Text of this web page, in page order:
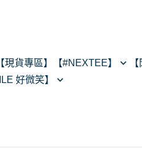
【現貨專區】 【#NEXTEE】
あるある
好微笑】